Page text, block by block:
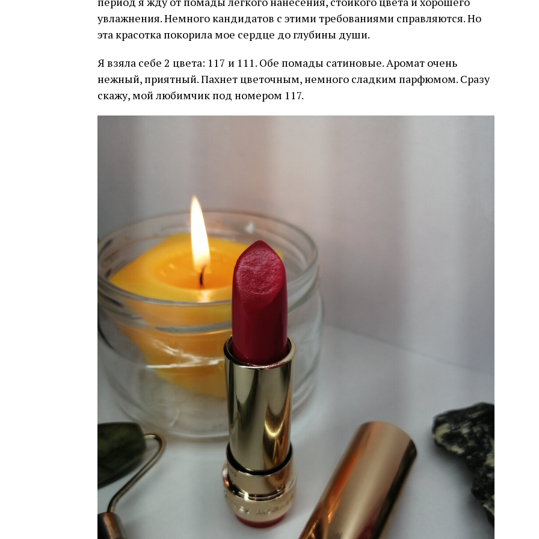
увлажнения. Немного кандидатов с этими требованиями справляются. Но
эта красотка покорила мое сердце до глубины души.
Я взяла себе 2 цвета: 117 и 111. Обе помады сатиновые. Аромат очень
нежный, приятный. Пахнет цветочным, немного сладким парфюмом. Сразу
скажу, мой любимчик под номером 117.